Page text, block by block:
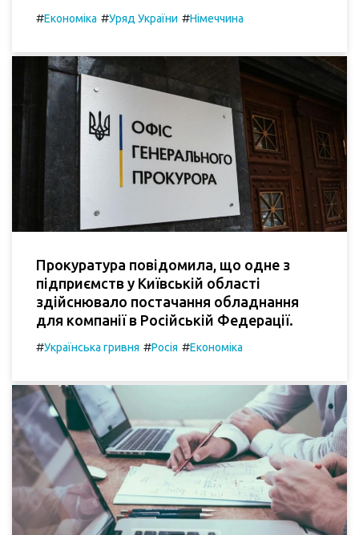
#Економіка #Уряд України #Німеччина
Прокуратура повідомила, що одне з
підприємств у Київській області
здійснювало постачання обладнання
для компанії в Російській Федерації.
#Українська гривня #Росія #Економіка